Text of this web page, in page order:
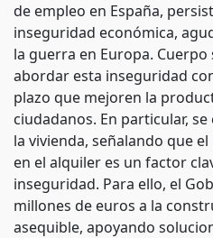
de empleo en España,
inseguridad económica,
la guerra en Europa.
abordar esta inseguridad
plazo que mejoren la
ciudadanos. En particular,
la vivienda, señalando que
en el alquiler es un factor
inseguridad. Para ello, el
millones de euros a la
asequible, apoyando